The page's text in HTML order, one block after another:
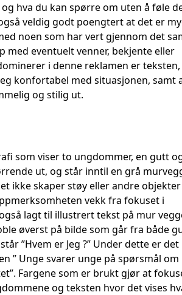
hva du kan spørre om uten å føle
veldig godt poengtert at det er
noen som har vert gjennom det
med eventuelt venner, bekjente eller
i denne reklamen er
konfortabel med situasjonen, samt
og stilig ut.
som viser to ungdommer, en gutt
ut, og står inntil en grå
ikke skaper støy eller andre
vekk fra fokuset i
lagt til illustrert tekst på mur
øverst på bilde som går fra både
”Hvem er Jeg ?” Under dette er det
” Unge svarer unge på spørsmål om
Fargene som er brukt gjør at
og teksten hvor det vises